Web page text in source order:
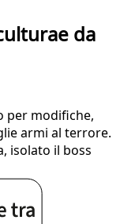
da
per modifiche,
armi al terrore.
isolato il boss